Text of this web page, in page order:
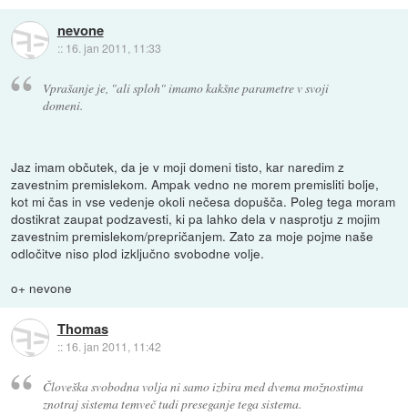
nevone
:: 16. jan 2011, 11:33
Vprašanje je, "ali sploh" imamo kakšne parametre v svoji
domeni.
Jaz imam občutek, da je v moji domeni tisto, kar naredim z
zavestnim premislekom. Ampak vedno ne morem premisliti bolje,
kot mi čas in vse vedenje okoli nečesa dopušča. Poleg tega moram
dostikrat zaupat podzavesti, ki pa lahko dela v nasprotju z mojim
zavestnim premislekom/prepričanjem. Zato za moje pojme naše
odločitve niso plod izključno svobodne volje.
o+ nevone
Thomas
:: 16. jan 2011, 11:42
Človeška svobodna volja ni samo izbira med dvema možnostima
znotraj sistema temveč tudi preseganje tega sistema.